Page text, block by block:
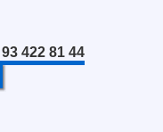
422 81 44